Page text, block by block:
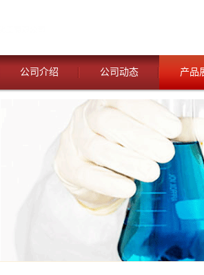
公司介绍 公司动态 产品